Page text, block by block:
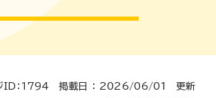
ID：1794 掲載日 ： 2026/06/01 更新